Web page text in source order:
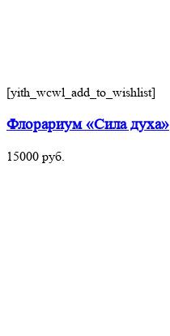
[yith_wcwl_add_to_wishlist]
Флорариум «Сила духа»
15000 руб.